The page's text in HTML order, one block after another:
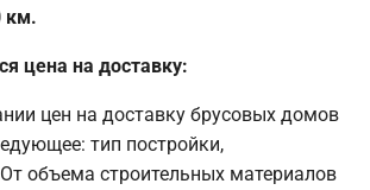
км.
цена на доставку:
цен на доставку брусовых домов
тип постройки,
объема строительных материалов